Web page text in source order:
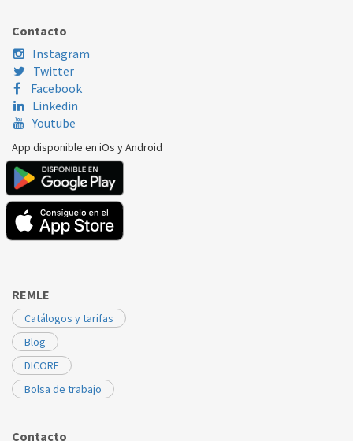
BOSCH
Contacto
Instagram
Twitter
Facebook
Linkedin
Youtube
App disponible en iOs y Android
REMLE
Catálogos y tarifas
Blog
DICORE
Bolsa de trabajo
Contacto